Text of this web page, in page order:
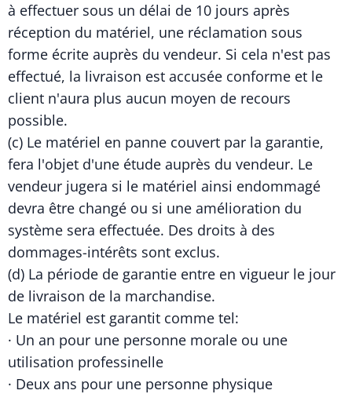
à effectuer sous un délai de 10 jours après
réception du matériel, une réclamation sous
forme écrite auprès du vendeur. Si cela n'est pas
effectué, la livraison est accusée conforme et le
client n'aura plus aucun moyen de recours
possible.
(c) Le matériel en panne couvert par la garantie,
fera l'objet d'une étude auprès du vendeur. Le
vendeur jugera si le matériel ainsi endommagé
devra être changé ou si une amélioration du
système sera effectuée. Des droits à des
dommages-intérêts sont exclus.
(d) La période de garantie entre en vigueur le jour
de livraison de la marchandise.
Le matériel est garantit comme tel:
· Un an pour une personne morale ou une
utilisation professinelle
· Deux ans pour une personne physique